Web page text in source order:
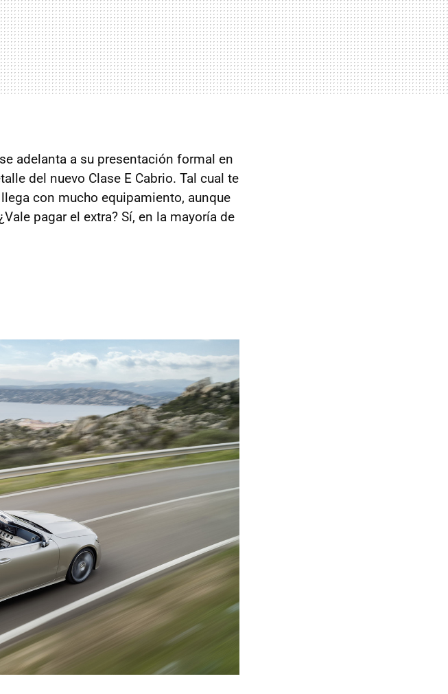
se adelanta a su presentación formal en
del nuevo Clase E Cabrio. Tal cual te
con mucho equipamiento, aunque
pagar el extra? Sí, en la mayoría de